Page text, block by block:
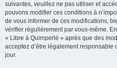
suivantes, veuillez ne pas utiliser et
pouvons modifier ces conditions à
de vous informer de ces modifications,
vérifier régulièrement par vous-même.
« Libre à Quimperlé » après que des
acceptez d’être légalement
jour.